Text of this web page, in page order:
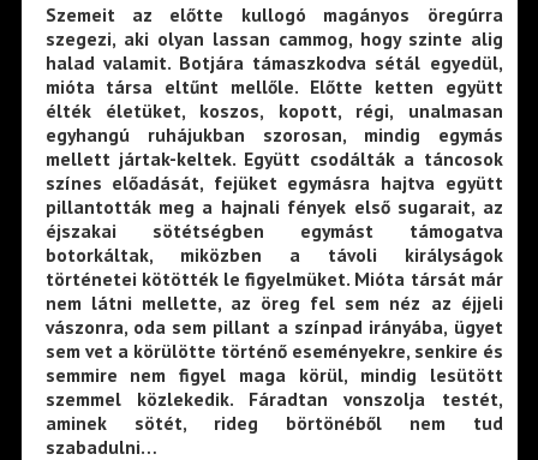
Szemeit az előtte kullogó magányos öregúrra
szegezi, aki olyan lassan cammog, hogy szinte alig
halad valamit. Botjára támaszkodva sétál egyedül,
mióta társa eltűnt mellőle. Előtte ketten együtt
élték életüket, koszos, kopott, régi, unalmasan
egyhangú ruhájukban szorosan, mindig egymás
mellett jártak-keltek. Együtt csodálták a táncosok
színes előadását, fejüket egymásra hajtva együtt
pillantották meg a hajnali fények első sugarait, az
éjszakai sötétségben egymást támogatva
botorkáltak, miközben a távoli királyságok
történetei kötötték le figyelmüket. Mióta társát már
nem látni mellette, az öreg fel sem néz az éjjeli
vászonra, oda sem pillant a színpad irányába, ügyet
sem vet a körülötte történő eseményekre, senkire és
semmire nem figyel maga körül, mindig lesütött
szemmel közlekedik. Fáradtan vonszolja testét,
aminek sötét, rideg börtönéből nem tud
szabadulni…